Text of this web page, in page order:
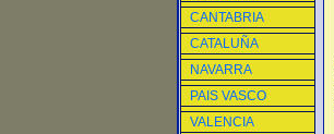
CANTABRIA
CATALUÑA
NAVARRA
PAIS VASCO
VALENCIA